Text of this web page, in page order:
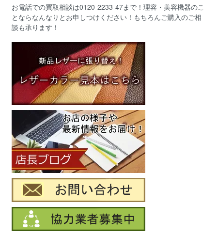
お電話での買取相談は0120-2233-47まで！理容・美容機器のこ
とならなんなりとお申しつけください！もちろんご購入のご相
談も承ります！